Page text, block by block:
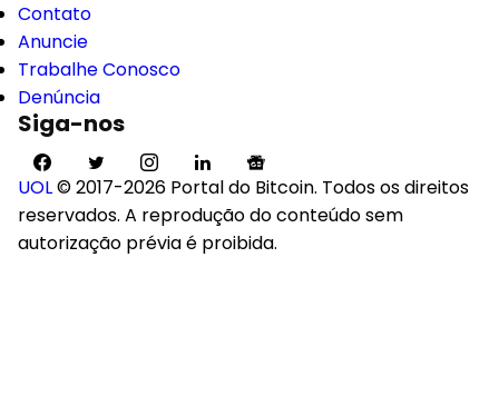
Contato
Anuncie
Trabalhe Conosco
Denúncia
Siga-nos
UOL© 2017-2026 Portal do Bitcoin. Todos os direitos
reservados. A reprodução do conteúdo sem
autorização prévia é proibida.